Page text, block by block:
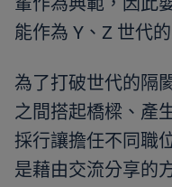
能作為 Y、Z 世代
為了打破世代的隔
之間搭起橋樑、產
採行讓擔任不同職
是藉由交流分享的